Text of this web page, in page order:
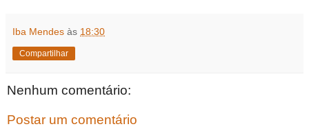
Iba Mendes às 18:30
Compartilhar
Nenhum comentário:
Postar um comentário